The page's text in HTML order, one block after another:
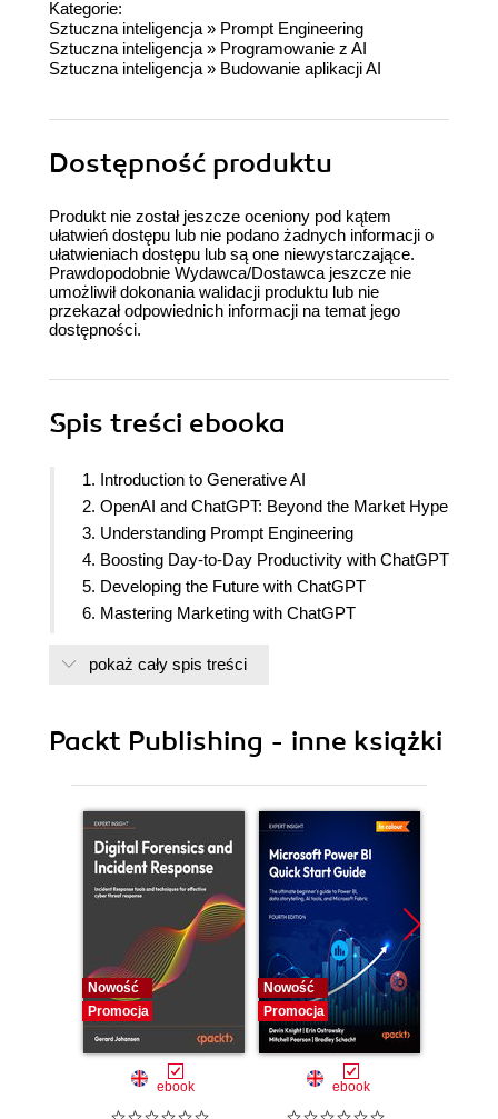
Kategorie:
Sztuczna inteligencja » Prompt Engineering
Sztuczna inteligencja » Programowanie z AI
Sztuczna inteligencja » Budowanie aplikacji AI
Dostępność produktu
Produkt nie został jeszcze oceniony pod kątem
ułatwień dostępu lub nie podano żadnych informacji o
ułatwieniach dostępu lub są one niewystarczające.
Prawdopodobnie Wydawca/Dostawca jeszcze nie
umożliwił dokonania walidacji produktu lub nie
przekazał odpowiednich informacji na temat jego
dostępności.
Spis treści ebooka
1. Introduction to Generative AI
2. OpenAI and ChatGPT: Beyond the Market Hype
3. Understanding Prompt Engineering
4. Boosting Day-to-Day Productivity with ChatGPT
5. Developing the Future with ChatGPT
6. Mastering Marketing with ChatGPT
8. Unleashing Creativity Visually with ChatGPT
Scale Applications
pokaż cały spis treści
Packt Publishing - inne książki
Nowość
Promocja
ebook
Nowość
Promocja
ebook